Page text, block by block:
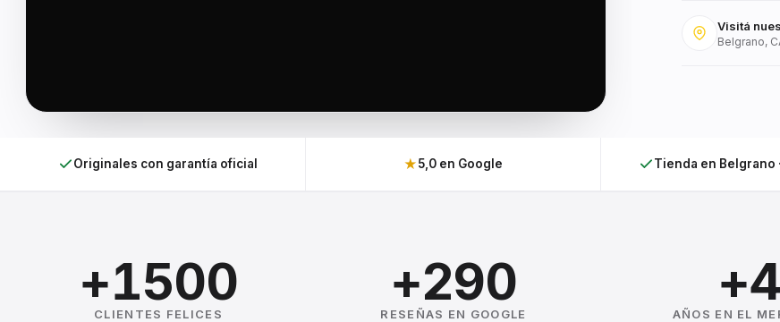
Visitá
Belgrano,
Originales con garantía oficial ★5,0 en Google Tienda en Belgrano
+1500
CLIENTES FELICES
+290
RESEÑAS EN GOOGLE
+4
AÑOS EN EL